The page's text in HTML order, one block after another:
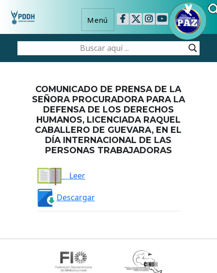
Menú
COMUNICADO DE PRENSA DE LA
SEÑORA PROCURADORA PARA LA
DEFENSA DE LOS DERECHOS
HUMANOS, LICENCIADA RAQUEL
CABALLERO DE GUEVARA, EN EL
DÍA INTERNACIONAL DE LAS
PERSONAS TRABAJADORAS
Leer
Descargar